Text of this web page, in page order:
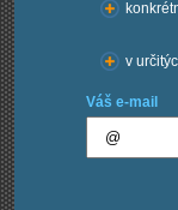
v
Váš e-mail